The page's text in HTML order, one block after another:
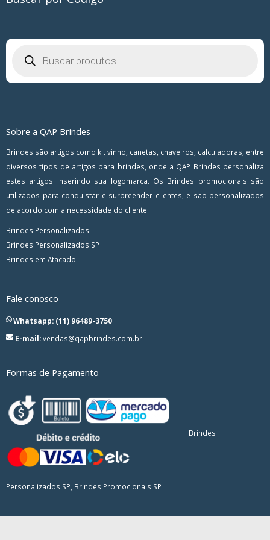
produtos
Sobre a QAP Brindes
Brindes são artigos como kit vinho, canetas, chaveiros, calculadoras, entre
diversos tipos de artigos para brindes, onde a QAP Brindes personaliza
estes artigos inserindo sua logomarca. Os Brindes promocionais são
utilizados para conquistar e surpreender clientes, e são personalizados
de acordo com a necessidade do cliente.
Brindes Personalizados
Brindes Personalizados SP
Brindes em Atacado
Fale conosco
Whatsapp: (11) 96489-3750
E-mail:vendas@qapbrindes.com.br
Formas de Pagamento
Brindes
Personalizados SP, Brindes Promocionais SP